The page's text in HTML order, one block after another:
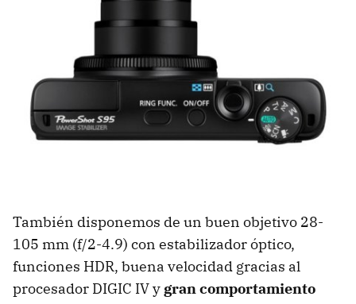
También disponemos de un buen objetivo 28-
105 mm (f/2-4.9) con estabilizador óptico,
funciones HDR, buena velocidad gracias al
procesador DIGIC IV y gran comportamiento